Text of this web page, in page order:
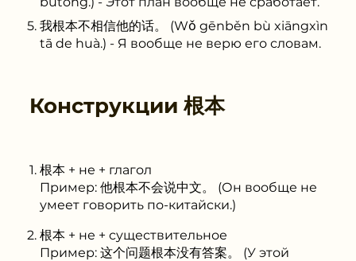
我根本不相信他的话。 (Wǒ gēnběn bù xiāngxìn
tā de huà.) - Я вообще не верю его словам.
Конструкции 根本
根本 + не + глагол
Пример: 他根本不会说中文。 (Он вообще не
умеет говорить по-китайски.)
根本 + не + существительное
Пример: 这个问题根本没有答案。 (У этой